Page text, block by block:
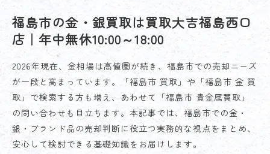
福島市の金・銀買取は買取大吉福島西口
店｜年中無休10:00～18:00
2026年現在、金相場は高値圏が続き、福島市での売却ニーズ
が一段と高まっています。「福島市 買取」や「福島市 金 買
取」で検索する方も増え、あわせて「福島市 貴金属買取」
の問い合わせも目立ちます。本記事では、福島市での金・
銀・ブランド品の売却判断に役立つ実務的な視点をまとめ、
安心して検討できる基礎知識をお届けします。